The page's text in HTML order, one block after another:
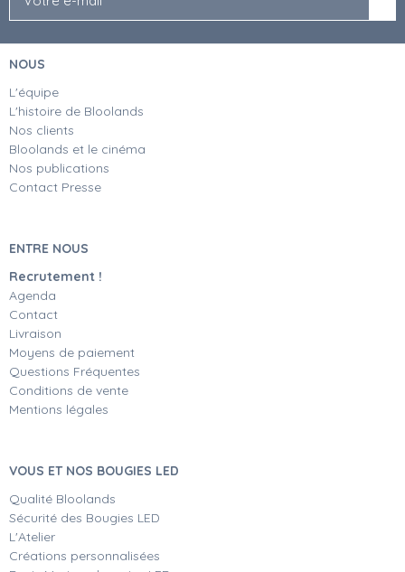
NOUS
L'équipe
L'histoire de Bloolands
Nos clients
Bloolands et le cinéma
Nos publications
Contact Presse
ENTRE NOUS
Recrutement !
Agenda
Contact
Livraison
Moyens de paiement
Questions Fréquentes
Conditions de vente
Mentions légales
VOUS ET NOS BOUGIES LED
Qualité Bloolands
Sécurité des Bougies LED
L'Atelier
Créations personnalisées